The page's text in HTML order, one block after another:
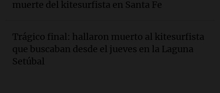
involucrados
Episodios
Audio.1° gol de Rosario Central a
Aldosivi (Zalazar en contra) - relato
Gato Greco
muerte del kitesurfista en Santa Fe
Trágico final: hallaron muerto al kitesurfista
que buscaban desde el jueves en la Laguna
Setúbal